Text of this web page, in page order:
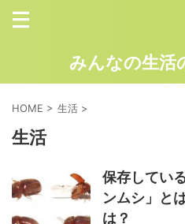
みんなの生活
HOME > 生活 >
生活
保存してい
ンムシ」と
は？